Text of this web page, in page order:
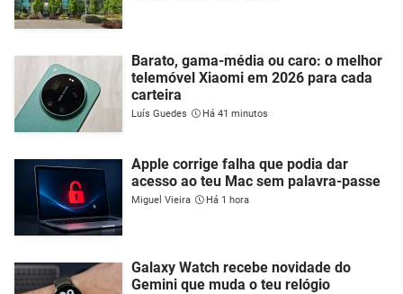
Barato, gama-média ou caro: o melhor
telemóvel Xiaomi em 2026 para cada
carteira
Luís Guedes Há 41 minutos
Apple corrige falha que podia dar
acesso ao teu Mac sem palavra-passe
Miguel Vieira Há 1 hora
Galaxy Watch recebe novidade do
Gemini que muda o teu relógio